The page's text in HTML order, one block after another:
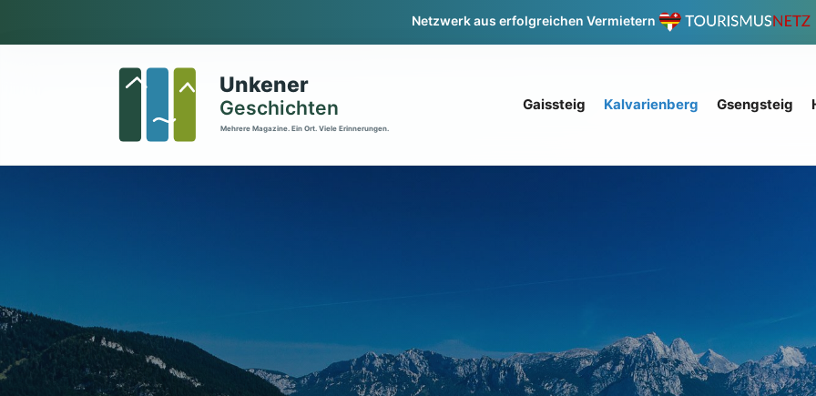
Netzwerk aus erfolgreichen Vermietern
Gaissteig Kalvarienberg Gsengsteig